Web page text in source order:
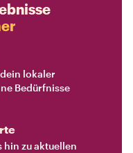
lokaler
Bedürfnisse
hin zu aktuellen